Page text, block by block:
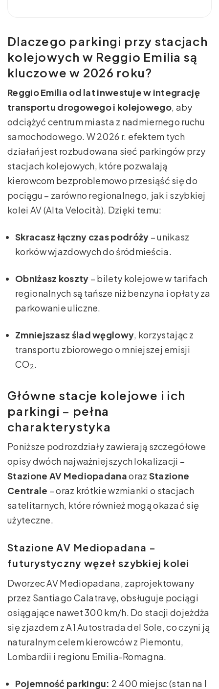
Dlaczego parkingi przy stacjach
kolejowych w Reggio Emilia są
kluczowe w 2026 roku?
Reggio Emilia od lat inwestuje w integrację
transportu drogowego i kolejowego, aby
odciążyć centrum miasta z nadmiernego ruchu
samochodowego. W 2026 r. efektem tych
działań jest rozbudowana sieć parkingów przy
stacjach kolejowych, które pozwalają
kierowcom bezproblemowo przesiąść się do
pociągu – zarówno regionalnego, jak i szybkiej
kolei AV (Alta Velocità). Dzięki temu:
Skracasz łączny czas podróży – unikasz
korków wjazdowych do śródmieścia.
Obniżasz koszty – bilety kolejowe w tarifach
regionalnych są tańsze niż benzyna i opłaty za
parkowanie uliczne.
Zmniejszasz ślad węglowy, korzystając z
transportu zbiorowego o mniejszej emisji
CO2.
Główne stacje kolejowe i ich
parkingi – pełna
charakterystyka
Poniższe podrozdziały zawierają szczegółowe
opisy dwóch najważniejszych lokalizacji –
Stazione AV Mediopadanaoraz Stazione
Centrale – oraz krótkie wzmianki o stacjach
satelitarnych, które również mogą okazać się
użyteczne.
Stazione AV Mediopadana –
futurystyczny węzeł szybkiej kolei
Dworzec AV Mediopadana, zaprojektowany
przez Santiago Calatravę, obsługuje pociągi
osiągające nawet 300 km/h. Do stacji dojeżdża
się zjazdem z A1 Autostrada del Sole, co czyni ją
naturalnym celem kierowców z Piemontu,
Lombardii i regionu Emilia-Romagna.
Pojemność parkingu: 2 400 miejsc (stan na I